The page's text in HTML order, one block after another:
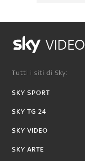
VIDEO
Tutti i siti di Sky:
SKY SPORT
SKY TG 24
SKY VIDEO
SKY ARTE